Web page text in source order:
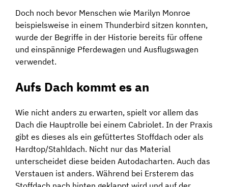
Doch noch bevor Menschen wie Marilyn Monroe
beispielsweise in einem Thunderbird sitzen konnten,
wurde der Begriffe in der Historie bereits für offene
und einspännige Pferdewagen und Ausflugswagen
verwendet.
Aufs Dach kommt es an
Wie nicht anders zu erwarten, spielt vor allem das
Dach die Hauptrolle bei einem Cabriolet. In der Praxis
gibt es dieses als ein gefüttertes Stoffdach oder als
Hardtop/Stahldach. Nicht nur das Material
unterscheidet diese beiden Autodacharten. Auch das
Verstauen ist anders. Während bei Ersterem das